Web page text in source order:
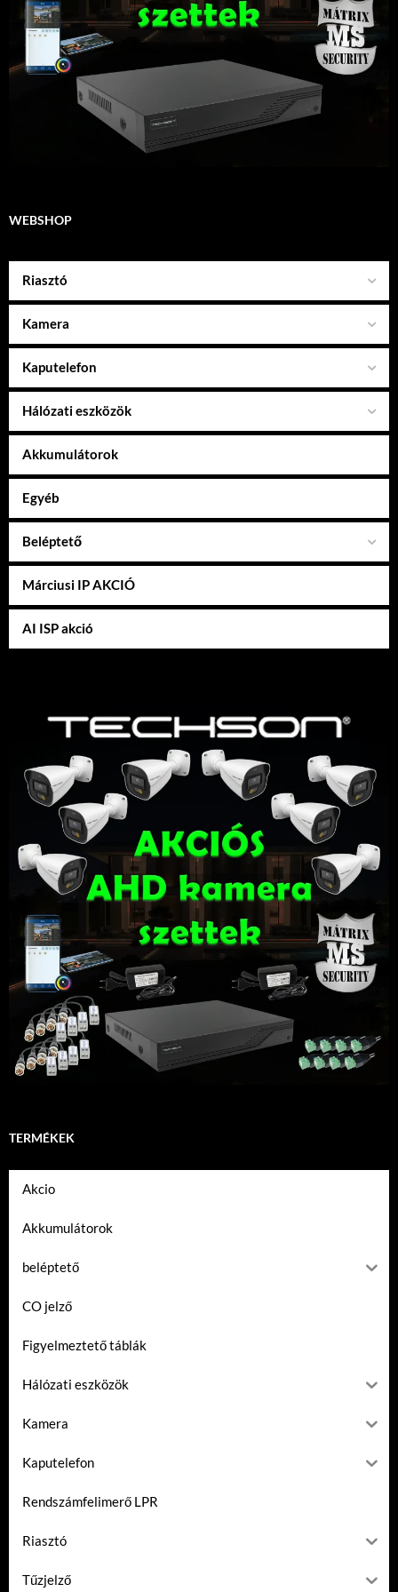
WEBSHOP
Riasztó
Kamera
Kaputelefon
Hálózati eszközök
Akkumulátorok
Egyéb
Beléptető
Márciusi IP AKCIÓ
AI ISP akció
TERMÉKEK
Akcio
Akkumulátorok
beléptető
CO jelző
Figyelmeztető táblák
Hálózati eszközök
Kamera
Kaputelefon
Rendszámfelimerő LPR
Riasztó
Tűzjelző